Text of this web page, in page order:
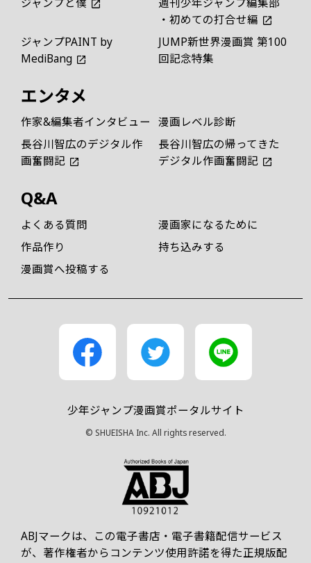
・初めての打合せ編
ジャンプPAINT by
MediBang
JUMP新世界漫画賞 第100
回記念特集
エンタメ
作家&編集者インタビュー 漫画レベル診断
長谷川智広のデジタル作
画奮闘記
長谷川智広の帰ってきた
デジタル作画奮闘記
Q&A
よくある質問
漫画家になるために
作品作り
持ち込みする
漫画賞へ投稿する
少年ジャンプ漫画賞ポータルサイト
© SHUEISHA Inc. All rights reserved.
ABJマークは、この電子書店・電子書籍配信サービス
が、著作権者からコンテンツ使用許諾を得た正規版配